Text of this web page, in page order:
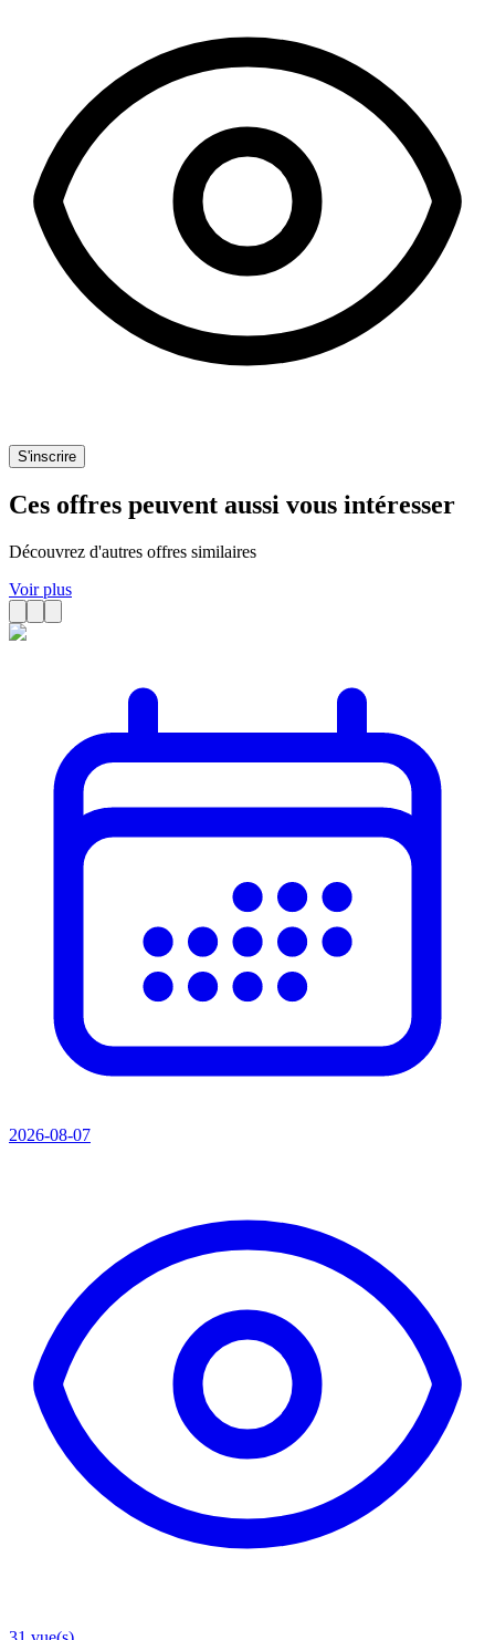
S'inscrire
Ces offres peuvent aussi vous intéresser
Découvrez d'autres offres similaires
Voir plus
2026-08-07